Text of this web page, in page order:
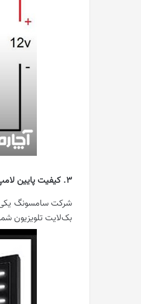
3. کیفیت پایین لامپ های بک لایت
شرکت سامسونگ
بک‌لایت تلویزیون